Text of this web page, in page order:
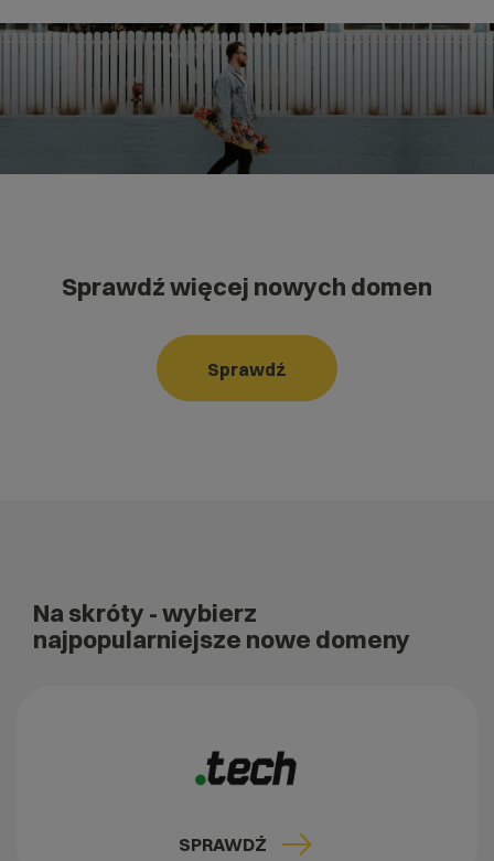
Sprawdź więcej nowych domen
Sprawdź
Na skróty - wybierz
najpopularniejsze nowe domeny
SPRAWDŹ